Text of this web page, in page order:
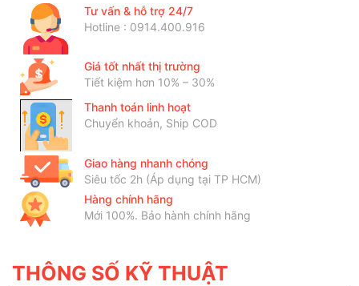
Tư vấn & hỗ trợ 24/7
Hotline : 0914.400.916
Giá tốt nhất thị trường
Tiết kiệm hơn 10% – 30%
Thanh toán linh hoạt
Chuyển khoản, Ship COD
Giao hàng nhanh chóng
Siêu tốc 2h (Áp dụng tại TP HCM)
Hàng chính hãng
Mới 100%. Bảo hành chính hãng
THÔNG SỐ KỸ THUẬT